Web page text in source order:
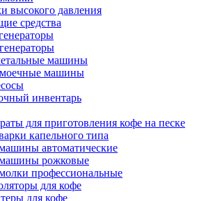
высокого давления
средства
машины
машины
инвентарь
для приготовления кофе на песке
капельного типа
автоматические
рожковые
профессиональные
для кофе
для кофе